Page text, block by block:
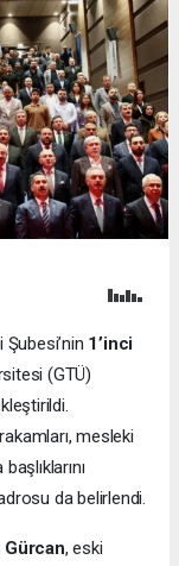
1’inci
(GTÜ)
mesleki
da belirlendi.
Gürcan, eski